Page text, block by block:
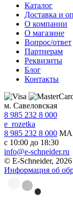
Каталог
Доставка и
О компании
О магазине
Вопрос/ответ
Партнерам
Реквизиты
Блог
Контакты
м. Савеловская
8 985 232 8 000
e_rozetka
8 985 232 8 000
с 10:00 до 18:30
info@e-schneider.ru
© E-Schneider, 2026
Информация об